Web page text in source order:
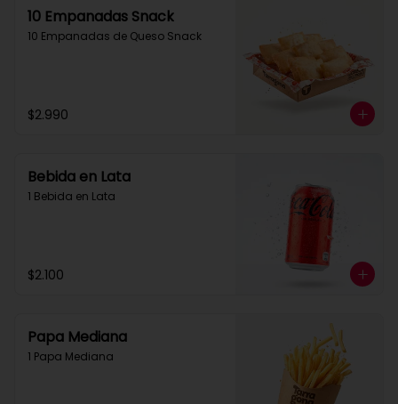
10 Empanadas Snack
10 Empanadas de Queso Snack
$2.990
Bebida en Lata
1 Bebida en Lata
$2.100
Papa Mediana
1 Papa Mediana